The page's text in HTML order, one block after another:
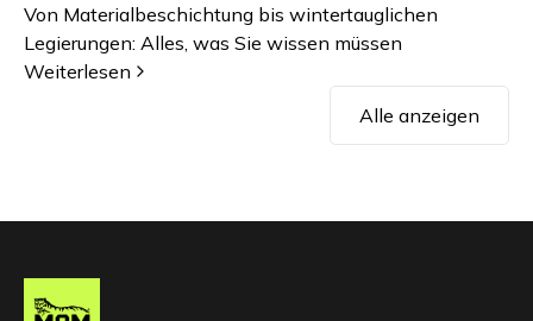
Von Materialbeschichtung bis wintertauglichen
Legierungen: Alles, was Sie wissen müssen
Weiterlesen
Alle anzeigen